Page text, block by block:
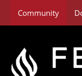
Community